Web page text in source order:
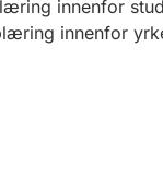
innenfor
innenfor